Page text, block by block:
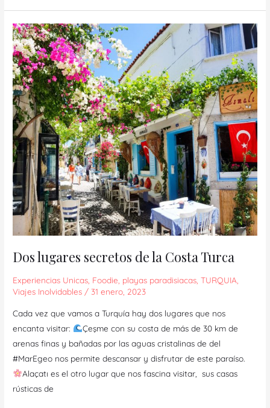
Dos lugares secretos de la Costa Turca
Experiencias Unicas Foodie playas paradisiacas ,TURQUIA
Viajes Inolvidables / 31 enero, 2023
Cada vez que vamos a Turquía hay dos lugares que nos
encanta visitar:
Çeşme con su costa de más de 30 km de
arenas finas y bañadas por las aguas cristalinas de del
#MarEgeo nos permite descansar y disfrutar de este paraíso.
Alaçatı es el otro lugar que nos fascina visitar, sus casas
rústicas de
Dos
lugares
secretos
de
la
Costa
Turca